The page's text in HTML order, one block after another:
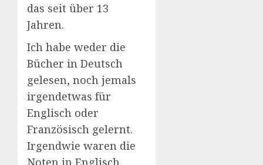
das seit über 13
Jahren.
Ich habe weder die
Bücher in Deutsch
gelesen, noch jemals
irgendetwas für
Englisch oder
Französisch gelernt.
Irgendwie waren die
Noten in Englisch